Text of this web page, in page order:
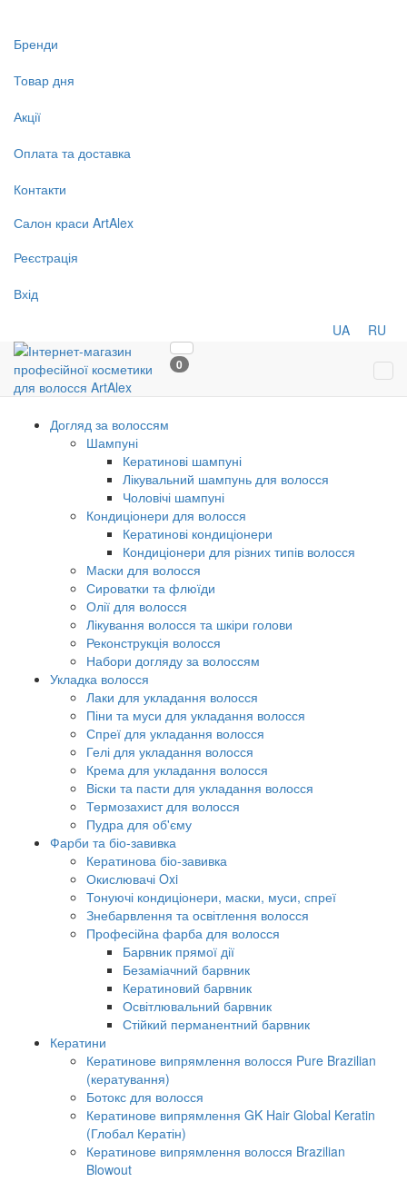
Бренди
Товар дня
Акції
Оплата та доставка
Контакти
Салон краси ArtAlex
Реєстрація
Вхід
UA RU
0
Догляд за волоссям
Шампуні
Кератинові шампуні
Лікувальний шампунь для волосся
Чоловічі шампуні
Кондиціонери для волосся
Кератинові кондиціонери
Кондиціонери для різних типів волосся
Маски для волосся
Сироватки та флюїди
Олії для волосся
Лікування волосся та шкіри голови
Реконструкція волосся
Набори догляду за волоссям
Укладка волосся
Лаки для укладання волосся
Піни та муси для укладання волосся
Спреї для укладання волосся
Гелі для укладання волосся
Крема для укладання волосся
Віски та пасти для укладання волосся
Термозахист для волосся
Пудра для об'єму
Фарби та біо-завивка
Кератинова біо-завивка
Окислювачі Oxi
Тонуючі кондиціонери, маски, муси, спреї
Знебарвлення та освітлення волосся
Професійна фарба для волосся
Барвник прямої дії
Безаміачний барвник
Кератиновий барвник
Освітлювальний барвник
Стійкий перманентний барвник
Кератини
Кератинове випрямлення волосся Pure Brazilian
(кератування)
Ботокс для волосся
Кератинове випрямлення GK Hair Global Keratin
(Глобал Кератін)
Кератинове випрямлення волосся Brazilian
Blowout